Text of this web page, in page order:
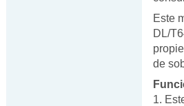
Este
DL/
de
1.